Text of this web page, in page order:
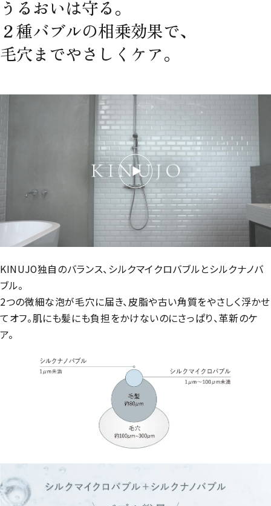
うるおいは守る。
２種バブルの相乗効果で、
毛穴までやさしくケア。
KINUJO独自のバランス、シルクマイクロバブルとシルクナノバ
ブル。
2つの微細な泡が毛穴に届き、皮脂や古い角質をやさしく浮かせ
てオフ。肌にも髪にも負担をかけないのにさっぱり、革新のケ
ア。